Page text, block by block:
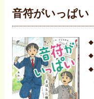
音符がいっぱい